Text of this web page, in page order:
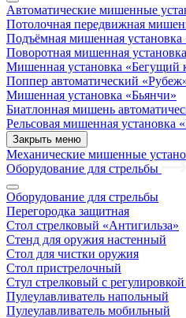
Автоматические мишенные
Потолочная передвижная
Подъёмная мишенная установка
Поворотная мишенная
Мишенная установка «Бегущий
Поппер автоматический
Мишенная установка «Бьянчи»
Биатлонная мишень
Рельсовая мишенная установка
Закрыть меню
Механические мишенные
Оборудование для стрельбы
Оборудование для стрельбы
Перегородка защитная
Стол стрелковый «Антигильза»
Стенд для оружия настенный
Стол для чистки оружия
Стол пристрелочный
Стул стрелковый с
Пулеулавливатель напольный
Пулеулавливатель мобильный